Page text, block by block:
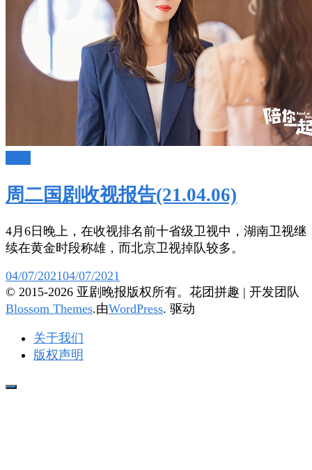
周二国剧收视报告(21.04.06)
4月6日晚上，在收视排名前十省级卫视中，湖南卫视继
续在黄金时段称雄，而北京卫视掉队较多。
04/07/202104/07/2021
© 2015-2026 亚剧晚报版权所有。 花团拼趣 | 开发团队
Blossom Themes.由WordPress. 驱动
关于我们
版权声明